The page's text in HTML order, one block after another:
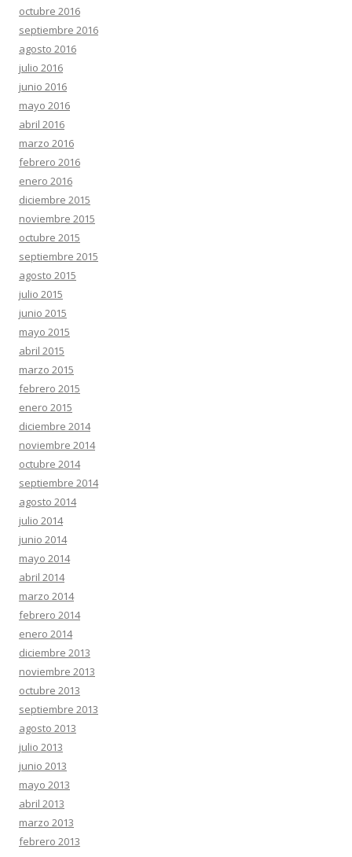
octubre 2016
septiembre 2016
agosto 2016
julio 2016
junio 2016
mayo 2016
abril 2016
marzo 2016
febrero 2016
enero 2016
diciembre 2015
noviembre 2015
octubre 2015
septiembre 2015
agosto 2015
julio 2015
junio 2015
mayo 2015
abril 2015
marzo 2015
febrero 2015
enero 2015
diciembre 2014
noviembre 2014
octubre 2014
septiembre 2014
agosto 2014
julio 2014
junio 2014
mayo 2014
abril 2014
marzo 2014
febrero 2014
enero 2014
diciembre 2013
noviembre 2013
octubre 2013
septiembre 2013
agosto 2013
julio 2013
junio 2013
mayo 2013
abril 2013
marzo 2013
febrero 2013